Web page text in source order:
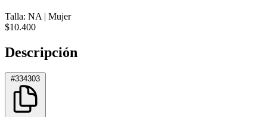
Talla: NA | Mujer
$10.400
Descripción
#334303